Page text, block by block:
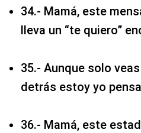
34.- Mamá, este
lleva un “te quiero”
35.- Aunque solo
detrás estoy yo
36.- Mamá, este